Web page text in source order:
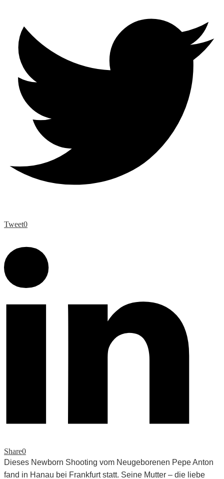
Tweet0
Share0
Dieses Newborn Shooting vom Neugeborenen Pepe Anton
fand in Hanau bei Frankfurt statt. Seine Mutter – die liebe